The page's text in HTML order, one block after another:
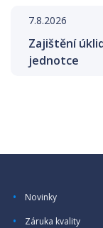
7.8.2026
Zajištění
jednotce
Novinky
Záruka kvality